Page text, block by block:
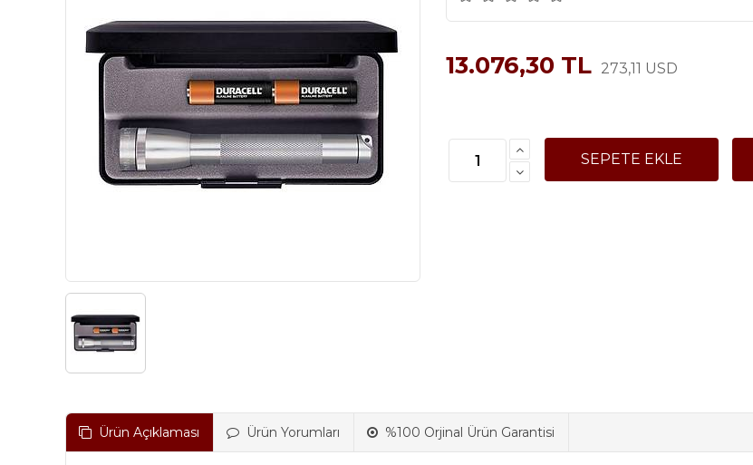
13.076,30 TL 273,11 USD
Ürün Açıklaması Ürün Yorumları %100 Orjinal Ürün Garantisi